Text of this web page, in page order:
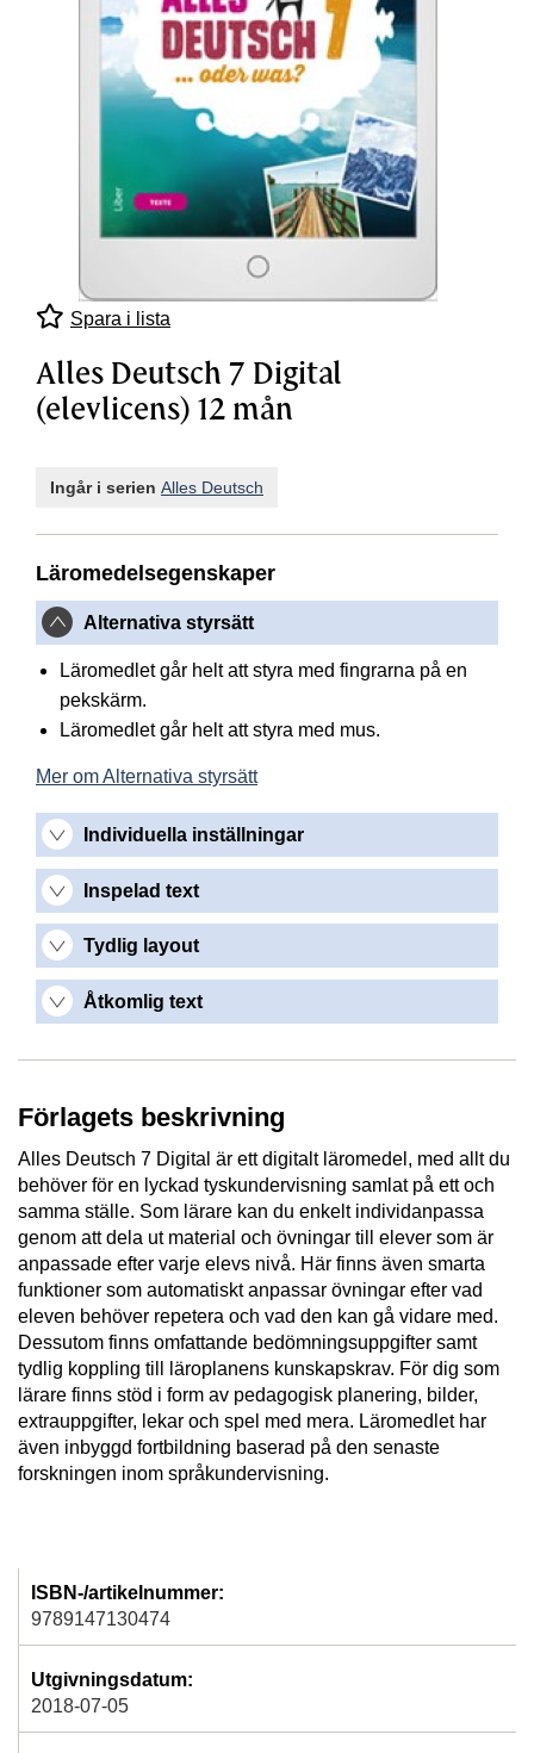
Spara i lista
Alles Deutsch 7 Digital
(elevlicens) 12 mån
Ingår i serien Alles Deutsch
Läromedelsegenskaper
Alternativa styrsätt
Läromedlet går helt att styra med fingrarna på en
pekskärm.
Läromedlet går helt att styra med mus.
Mer om Alternativa styrsätt
Individuella inställningar
Inspelad text
Tydlig layout
Åtkomlig text
Förlagets beskrivning
Alles Deutsch 7 Digital är ett digitalt läromedel, med allt du
behöver för en lyckad tyskundervisning samlat på ett och
samma ställe. Som lärare kan du enkelt individanpassa
genom att dela ut material och övningar till elever som är
anpassade efter varje elevs nivå. Här finns även smarta
funktioner som automatiskt anpassar övningar efter vad
eleven behöver repetera och vad den kan gå vidare med.
Dessutom finns omfattande bedömningsuppgifter samt
tydlig koppling till läroplanens kunskapskrav. För dig som
lärare finns stöd i form av pedagogisk planering, bilder,
extrauppgifter, lekar och spel med mera. Läromedlet har
även inbyggd fortbildning baserad på den senaste
forskningen inom språkundervisning.
ISBN-/artikelnummer:
9789147130474
Utgivningsdatum:
2018-07-05